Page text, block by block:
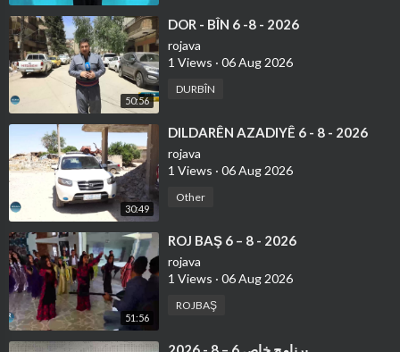
50:56
⁣DOR - BÎN 6 -8 - 2026
rojava
1 Views · 06 Aug 2026
DURBÎN
30:49
⁣DILDARÊN AZADIYÊ 6 - 8 - 2026
rojava
1 Views · 06 Aug 2026
Other
51:56
⁣ROJ BAŞ 6 – 8 - 2026
rojava
1 Views · 06 Aug 2026
ROJBAŞ